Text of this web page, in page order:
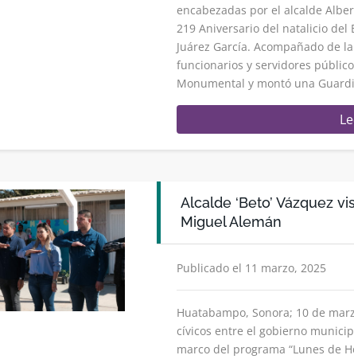
encabezadas por el alcalde
219 Aniversario del natalicio del
Juárez García. Acompañado de
funcionarios y servidores
Monumental y montó una
Alcalde ‘Beto’ Vázquez
Miguel Alemán
Publicado el 11 marzo, 2025
Huatabampo, Sonora; 10 de
cívicos entre el gobierno
marco del programa “Lunes de